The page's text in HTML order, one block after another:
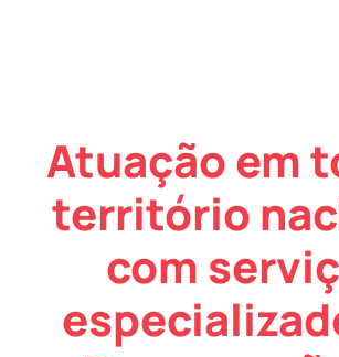
Atuação em
território
com